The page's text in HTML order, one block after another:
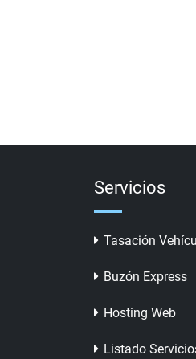
Servicios
Tasación
Buzón Express
Hosting Web
Listado